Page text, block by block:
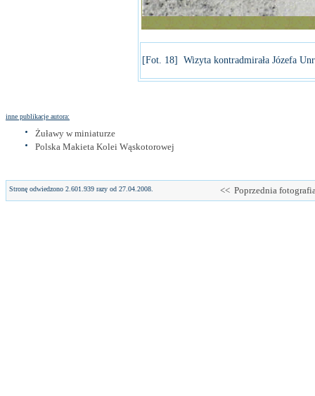
[Fot. 18] Wizyta kontradmirała Józefa
inne publikacje autora:
Żuławy w miniaturze
Polska Makieta Kolei Wąskotorowej
Stronę odwiedzono 2.601.939 razy od 27.04.2008. << Poprzednia